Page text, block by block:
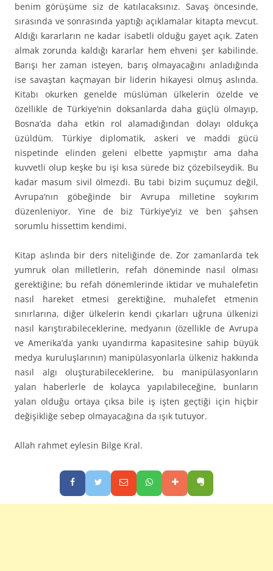
benim görüşüme siz de katılacaksınız. Savaş öncesinde,
sırasında ve sonrasında yaptığı açıklamalar kitapta mevcut.
Aldığı kararların ne kadar isabetli olduğu gayet açık. Zaten
almak zorunda kaldığı kararlar hem ehveni şer kabilinde.
Barışı her zaman isteyen, barış olmayacağını anladığında
ise savaştan kaçmayan bir liderin hikayesi olmuş aslında.
Kitabı okurken genelde müslüman ülkelerin özelde ve
özellikle de Türkiye’nin doksanlarda daha güçlü olmayıp,
Bosna’da daha etkin rol alamadığından dolayı oldukça
üzüldüm. Türkiye diplomatik, askeri ve maddi gücü
nispetinde elinden geleni elbette yapmıştır ama daha
kuvvetli olup keşke bu işi kısa sürede biz çözebilseydik. Bu
kadar masum sivil ölmezdi. Bu tabi bizim suçumuz değil,
Avrupa’nın göbeğinde bir Avrupa milletine soykırım
düzenleniyor. Yine de biz Türkiye’yiz ve ben şahsen
sorumlu hissettim kendimi.
Kitap aslında bir ders niteliğinde de. Zor zamanlarda tek
yumruk olan milletlerin, refah döneminde nasıl olması
gerektiğine; bu refah dönemlerinde iktidar ve muhalefetin
nasıl hareket etmesi gerektiğine, muhalefet etmenin
sınırlarına, diğer ülkelerin kendi çıkarları uğruna ülkenizi
nasıl karıştırabileceklerine, medyanın (özellikle de Avrupa
ve Amerika’da yankı uyandırma kapasitesine sahip büyük
medya kuruluşlarının) manipülasyonlarla ülkeniz hakkında
nasıl algı oluşturabileceklerine, bu manipülasyonların
yalan haberlerle de kolayca yapılabileceğine, bunların
yalan olduğu ortaya çıksa bile iş işten geçtiği için hiçbir
değişikliğe sebep olmayacağına da ışık tutuyor.
Allah rahmet eylesin Bilge Kral.